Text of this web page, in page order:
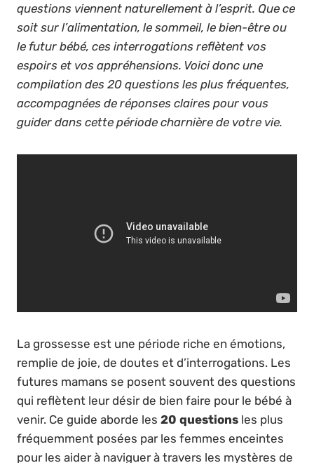
questions viennent naturellement à l’esprit. Que ce
soit sur l’alimentation, le sommeil, le bien-être ou
le futur bébé, ces interrogations reflètent vos
espoirs et vos appréhensions. Voici donc une
compilation des 20 questions les plus fréquentes,
accompagnées de réponses claires pour vous
guider dans cette période charnière de votre vie.
La grossesse est une période riche en émotions,
remplie de joie, de doutes et d’interrogations. Les
futures mamans se posent souvent des questions
qui reflètent leur désir de bien faire pour le bébé à
venir. Ce guide aborde les 20 questions les plus
fréquemment posées par les femmes enceintes
pour les aider à naviguer à travers les mystères de